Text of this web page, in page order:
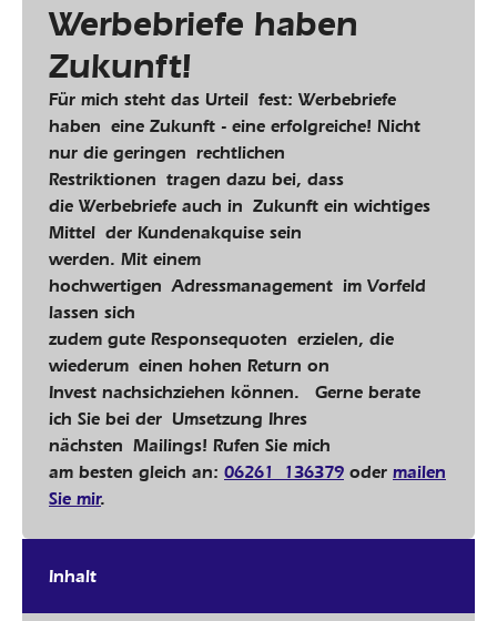
Werbebriefe haben
Zukunft!
Für mich steht das Urteil fest: Werbebriefe
haben eine Zukunft - eine erfolgreiche! Nicht
nur die geringen rechtlichen
Restriktionen tragen dazu bei, dass
die Werbebriefe auch in Zukunft ein wichtiges
Mittel der Kundenakquise sein
werden. Mit einem
hochwertigen Adressmanagement im Vorfeld
lassen sich
zudem gute Responsequoten erzielen, die
wiederum einen hohen Return on
Invest nachsichziehen können. Gerne berate
ich Sie bei der Umsetzung Ihres
nächsten Mailings! Rufen Sie mich
am besten gleich an: 06261 136379 oder mailen
Sie mir.
Inhalt